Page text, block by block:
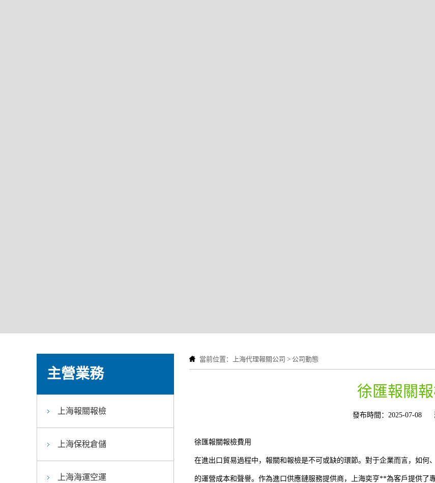
當前位置： 上海代理報關公司 > 公司動態
徐匯報關
發布時間：2025-07-08
徐匯報關報檢費用
在進出口貿易過程中，報關和報檢是不可或缺的環節。對于企業而言，如
的運營成本和聲譽。作為進口供應鏈服務提供商，上海奕亨**為客戶提供了
主營業務
上海報關報檢
上海保稅倉儲
上海海運空運